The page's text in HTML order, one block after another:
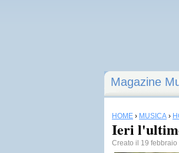
Magazine
HOME › MUSICA ›
Ieri
Creato il 19